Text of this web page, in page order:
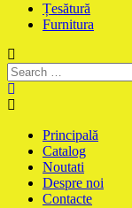
Țesătură
Furnitura
Principală
Catalog
Noutati
Despre noi
Contacte